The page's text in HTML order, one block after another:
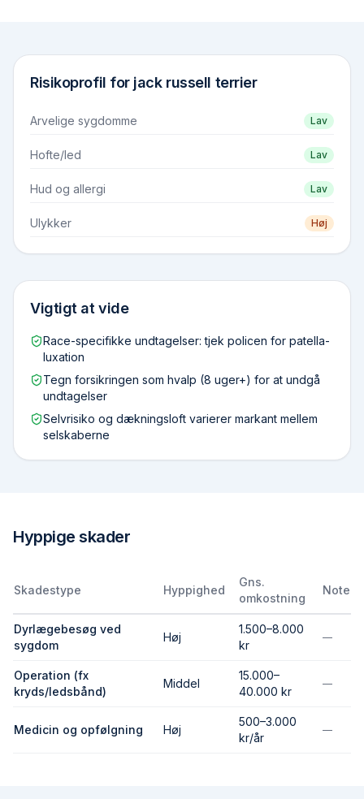
Risikoprofil for jack russell terrier
Arvelige sygdomme Lav
Hofte/led Lav
Hud og allergi Lav
Ulykker Høj
Vigtigt at vide
Race-specifikke undtagelser: tjek policen for patella-
luxation
Tegn forsikringen som hvalp (8 uger+) for at undgå
undtagelser
Selvrisiko og dækningsloft varierer markant mellem
selskaberne
Hyppige skader
Skadestype Hyppighed
Gns.
omkostning
Note
Dyrlægebesøg ved
sygdom
Høj
1.500–8.000
kr
—
Operation (fx
kryds/ledsbånd)
Middel
15.000–
40.000 kr
—
Medicin og opfølgning Høj
500–3.000
kr/år
—